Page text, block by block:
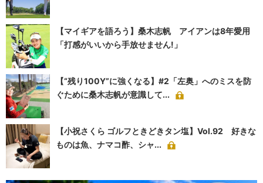
【マイギアを語ろう】桑木志帆 アイアンは8年愛用
「打感がいいから手放せません!」
【“残り100Y”に強くなる】#2「左奥」へのミスを防
ぐために桑木志帆が意識して...
【小祝さくら ゴルフときどきタン塩】Vol.92 好きな
ものは魚、ナマコ酢、シャ...